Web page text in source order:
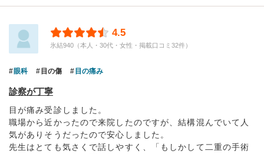
4.5
氷結940（本人・30代・女性・掲載口コミ32件）
眼科 目の傷 目の痛み
診察が丁寧
目が痛み受診しました。
職場から近かったので来院したのですが、結構混んでいて人
気がありそうだったので安心しました。
先生はとても気さくで話しやすく、「もしかして二重の手術